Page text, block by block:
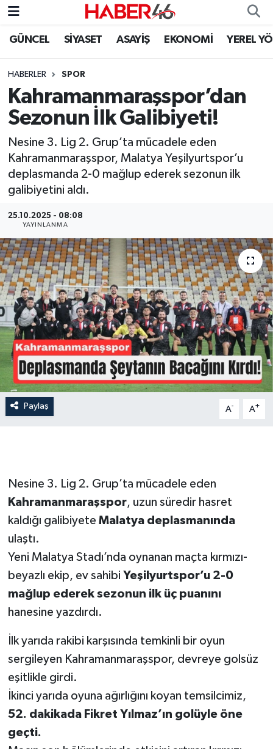
GÜNCEL SİYASET ASAYİŞ EKONOMİ YEREL
HABERLER SPOR
Kahramanmaraşspor’dan
Sezonun İlk Galibiyeti!
Nesine 3. Lig 2. Grup’ta mücadele eden
Kahramanmaraşspor, Malatya Yeşilyurtspor’u
deplasmanda 2-0 mağlup ederek sezonun ilk
galibiyetini aldı.
25.10.2025 - 08:08
YAYINLANMA
Paylaş A- A+
Nesine 3. Lig 2. Grup’ta mücadele eden
Kahramanmaraşspor, uzun süredir hasret
kaldığı galibiyete Malatya deplasmanında
ulaştı.
Yeni Malatya Stadı’nda oynanan maçta kırmızı-
beyazlı ekip, ev sahibi Yeşilyurtspor’u 2-0
mağlup ederek sezonun ilk üç puanını
hanesine yazdırdı.
İlk yarıda rakibi karşısında temkinli bir oyun
sergileyen Kahramanmaraşspor, devreye golsüz
eşitlikle girdi.
İkinci yarıda oyuna ağırlığını koyan temsilcimiz,
52. dakikada Fikret Yılmaz’ın golüyle öne
geçti.
GÜNCEL
SİYASET
SPOR
YAŞAM
EĞİTİM
İLÇE HABERLERİ
KÜLTÜR-SANAT
KSÜ
DÜNYA
KADIN-AİLE
YEREL YÖNETİM
MEDYA
SEÇİM 2011
ÜÇÜNCÜ SAYFA
BİLİMNET
SİVİL TOPLUM
SEÇİM 2014
Nöbetçi Eczaneler
Hava Durumu
Kahramanmaraş Namaz Vakitleri
Trafik Durumu
Süper Lig Puan Durumu ve Fikstür
Haber Arşivi